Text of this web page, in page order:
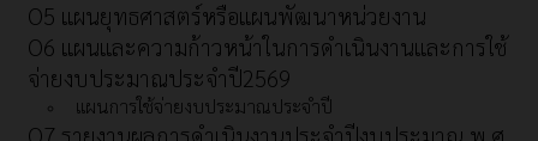
O5 แผนยุทธศาสตร์หรือแผนพัฒนาหน่วยงาน
O6 แผนและความก้าวหน้าในการดำเนินงานและการใช้
จ่ายงบประมาณประจำปี2569
แผนการใช้จ่ายงบประมาณประจำปี
O7 รายงานผลการดำเนินงานประจำปีงบประมาณ พ.ศ.